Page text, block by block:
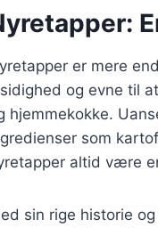
er mere
og evne til
hjemmekokke.
som
altid være
sin rige historie